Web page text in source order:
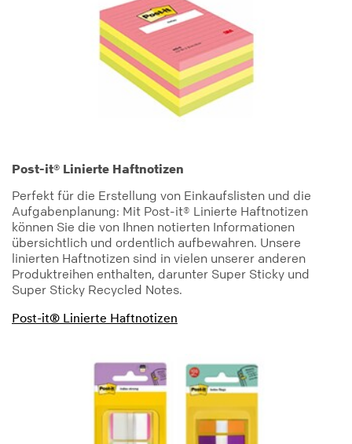
Post-it® Linierte Haftnotizen
Perfekt für die Erstellung von Einkaufslisten und die
Aufgabenplanung: Mit Post-it® Linierte Haftnotizen
können Sie die von Ihnen notierten Informationen
übersichtlich und ordentlich aufbewahren. Unsere
linierten Haftnotizen sind in vielen unserer anderen
Produktreihen enthalten, darunter Super Sticky und
Super Sticky Recycled Notes.
Post-it® Linierte Haftnotizen